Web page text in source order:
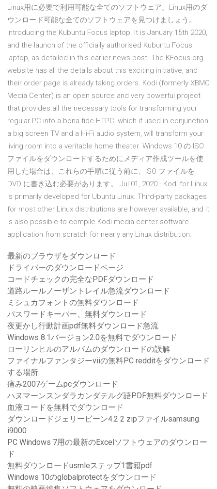
Linux用に必要で利用可能な全てのソフトウェア。Linux用のダ
ウンロード可能な全てのソフトウェアを見つけましょう。
Introducing the Kubuntu Focus laptop. It is January 15th 2020,
and the launch of the officially authorised Kubuntu Focus
laptop, as detailed in this earlier news post. The KFocus.org
website has all the details about this exciting initiative, and
their order page is already taking orders. Kodi (formerly XBMC
Media Center) is an open source and very powerful project
that provides all the necessary tools for transforming your
regular PC into a bona fide HTPC, which if used in conjunction
a big screen TV and a Hi-Fi audio system, will transform your
living room into a veritable home theater. Windows 10 の ISO
ファイルをダウンロードするためにメディア作成ツールを使
用した場合は、これらの手順に従う前に、ISO ファイルを
DVD に書き込む必要があります。 Jul 01, 2020 · Kodi for Linux
is primarily developed for Ubuntu Linux. Third-party packages
for most other Linux distributions are however available, and it
is also possible to compile Kodi media center software
application from scratch for nearly any Linux distribution.
最新のブラウザをダウンロード
ドライバーのダウンロードページ
コードチェックの完全なPDFダウンロード
道路ルールノーザントレイル急流ダウンロード
ミシュカフォントの無料ダウンロード
パスワードキーパー、無料ダウンロード
夜更かし行動計画pdf無料ダウンロード急流
Windows 8.1バージョン2.0を無料でダウンロード
ローリンヒルのアルバムのダウンロードの誤解
ファイナルファンタジーviiの無料PC redditをダウンロード
する場所
痛み2007ゲームpcダウンロード
ハヌマーンスンダラカンダテルグ語PDF無料ダウンロード
血液コードを無料でダウンロード
ダウンロードジェリービーン4.2 2 zipファイルsamsung
i9000
PC Windows 7用の最新のExcelソフトウェアのダウンロー
ド
無料ダウンロードusmleステップ1書籍pdf
Windows 10のglobalprotectをダウンロード